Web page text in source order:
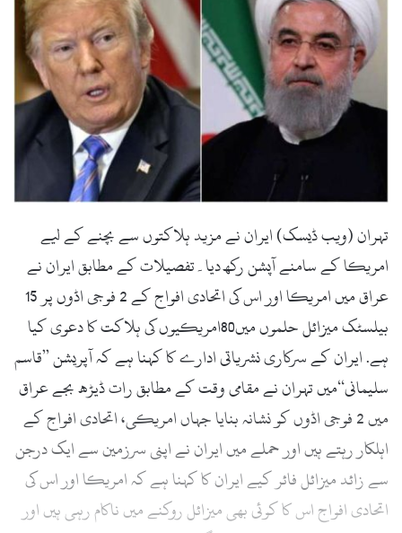
a
n
e
m
i
تہران (ویب ڈیسک) ایران نے مزید ہلاکتوں سے بچنے کے لیے
امریکا کے سامنے آپشن رکھ دیا۔تفصیلات کے مطابق ایران نے
عراق میں امریکا اور اس کی اتحادی افواج کے 2 فوجی اڈوں پر 15
بیلسٹک میزائل حلموں میں80امریکیوں کی ہلاکت کا دعوی کیا
ہے. ایران کے سرکاری نشریاتی ادارے کا کہنا ہے کہ آپریشن ”قاسم
سلیمانی“میں تہران نے مقامی وقت کے مطابق رات ڈیڑھ بجے عراق
میں 2 فوجی اڈوں کو نشانہ بنایا جہاں امریکی، اتحادی افواج کے
اہلکار رہتے ہیں اور حملے میں ایران نے اپنی سرزمین سے ایک درجن
سے زائد میزائل فائر کیے ایران کا کہنا ہے کہ امریکا اور اس کی
اتحادی افواج اس کا کوئی بھی میزائل روکنے میں ناکام رہی ہیں اور